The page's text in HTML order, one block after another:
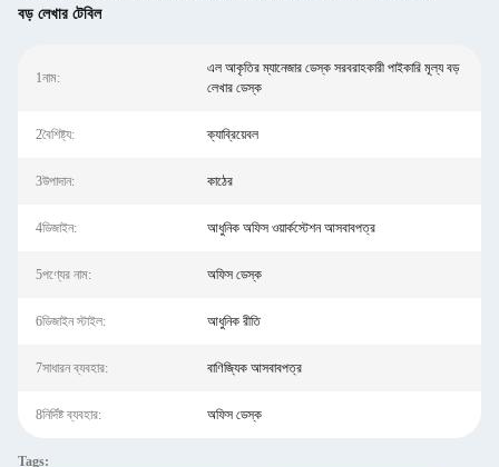
বড় লেখার টেবিল
1নাম:
এল আকৃতির ম্যানেজার ডেস্ক সরবরাহকারী পাইকারি মূল্য বড়
লেখার ডেস্ক
2বৈশিষ্ট্য: ক্যাব্রিয়েবল
3উপাদান: কাঠের
4ডিজাইন: আধুনিক অফিস ওয়ার্কস্টেশন আসবাবপত্র
5পণ্যের নাম: অফিস ডেস্ক
6ডিজাইন স্টাইল: আধুনিক রীতি
7সাধারন ব্যবহার: বাণিজ্যিক আসবাবপত্র
8নির্দিষ্ট ব্যবহার: অফিস ডেস্ক
Tags: